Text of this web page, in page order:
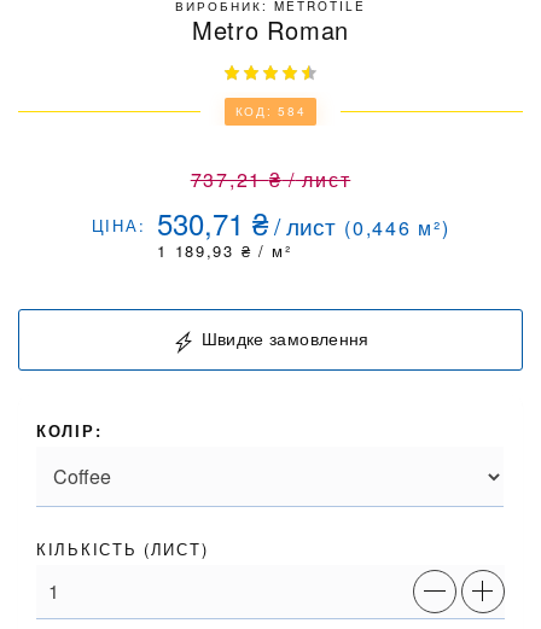
ВИРОБНИК: METROTILE
Metro Roman
КОД: 584
737,21₴ /лист
ЦІНА: 530,71₴/лист (0,446 м²)
1 189,93 ₴ / м²
Швидке замовлення
КОЛІР:
КІЛЬКІСТЬ (ЛИСТ)